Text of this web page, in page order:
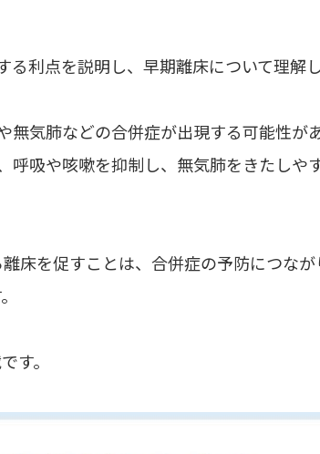
る利点を説明し、早期離床について理解
無気肺などの合併症が出現する可能性があ
呼吸や咳嗽を抑制し、無気肺をきたしや
床を促すことは、合併症の予防につな
す。